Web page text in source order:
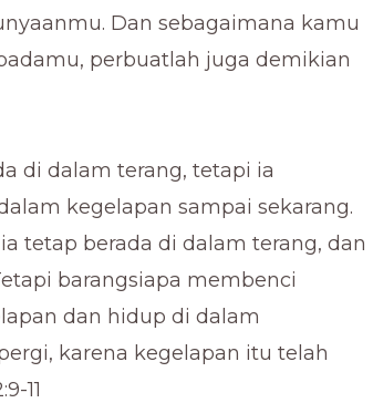
Dan sebagaimana kamu
perbuatlah juga demikian
di dalam terang, tetapi ia
kegelapan sampai sekarang.
tetap berada di dalam terang, dan
barangsiapa membenci
dan hidup di dalam
karena kegelapan itu telah
11